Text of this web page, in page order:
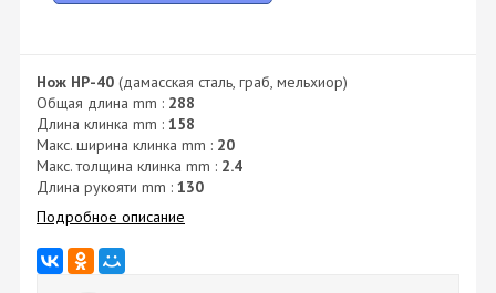
Нож НР-40 (дамасская сталь, граб, мельхиор)
Общая длина mm : 288
Длина клинка mm : 158
Макс. ширина клинка mm : 20
Макс. толщина клинка mm : 2.4
Длина рукояти mm : 130
Подробное описание